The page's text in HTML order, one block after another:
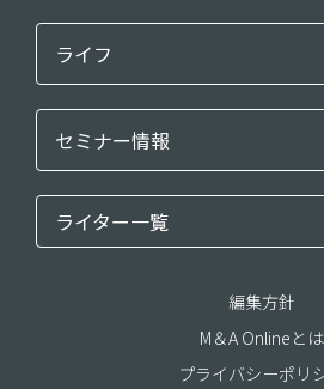
ライフ
セミナー情報
ライター一覧
編集方針
M＆A Onlineとは
プライバシーポリ